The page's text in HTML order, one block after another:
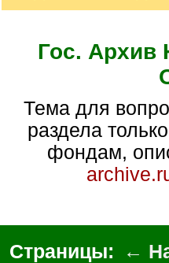
Гос. Архив
Тема для вопросов и ответов. В остальных темах
раздела
фондам,
Страницы: ←